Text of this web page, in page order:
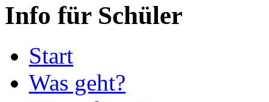
Info für Schüler
Start
Was geht?